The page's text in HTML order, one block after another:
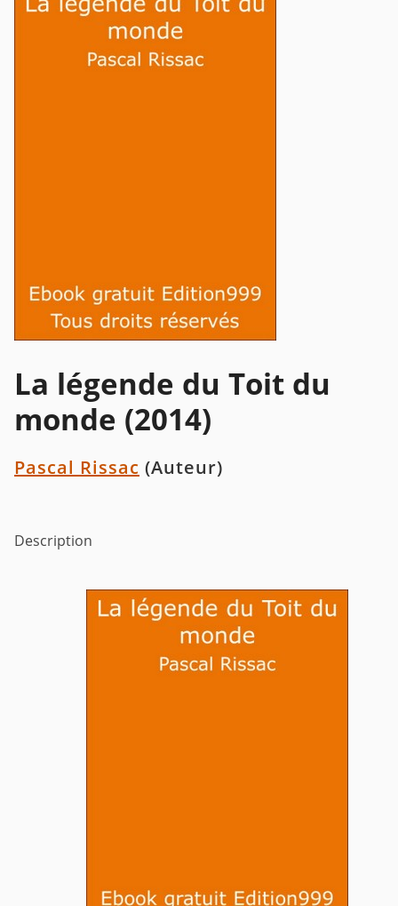
La légende du Toit du
monde (2014)
Pascal Rissac (Auteur)
Description